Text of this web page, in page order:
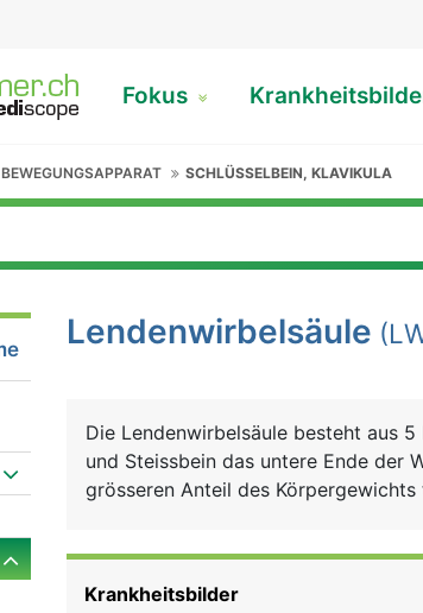
Fokus
BEWEGUNGSAPPARAT SCHLÜSSELBEIN, KLAVIKULA
Lendenwirbelsäule
Die Lendenwirbelsäule besteht aus
und Steissbein das untere Ende der
grösseren Anteil des
Krankheitsbilder